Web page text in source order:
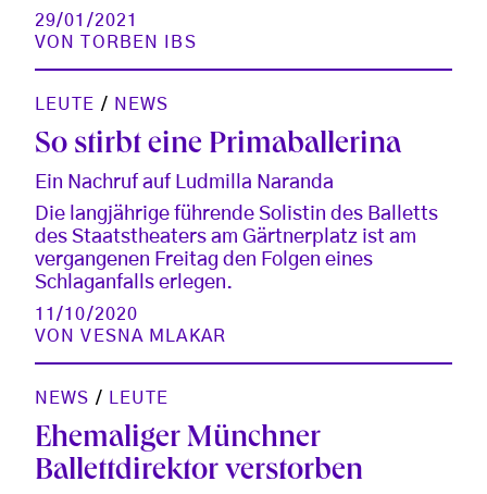
29/01/2021
VON
TORBEN IBS
LEUTE / NEWS
So stirbt eine Primaballerina
Ein Nachruf auf Ludmilla Naranda
Die langjährige führende Solistin des Balletts
des Staatstheaters am Gärtnerplatz ist am
vergangenen Freitag den Folgen eines
Schlaganfalls erlegen.
11/10/2020
VONVESNA MLAKAR
NEWS / LEUTE
Ehemaliger Münchner
Ballettdirektor verstorben